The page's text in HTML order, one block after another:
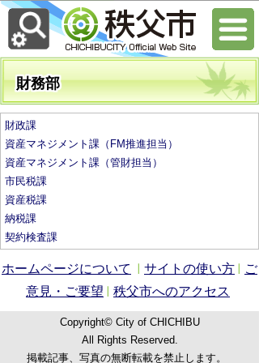
財務部
財政課
資産マネジメント課（FM推進担当）
資産マネジメント課（管財担当）
市民税課
資産税課
納税課
契約検査課
ホームページについて サイトの使い方
ご
意見・ご要望
秩父市へのアクセス
Copyright© City of CHICHIBU
All Rights Reserved.
掲載記事、写真の無断転載を禁止します。